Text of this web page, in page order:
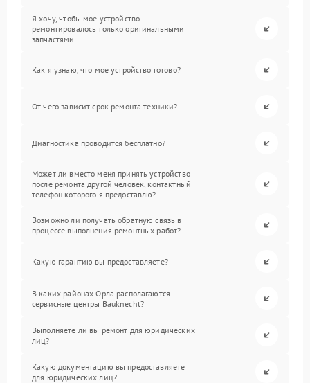
Я хочу, чтобы мое устройство
ремонтировалось только оригинальными
запчастями.
Как я узнаю, что мое устройство готово?
От чего зависит срок ремонта техники?
Диагностика проводится бесплатно?
Может ли вместо меня принять устройство
после ремонта другой человек, контактный
телефон которого я предоставлю?
Возможно ли получать обратную связь в
процессе выполнения ремонтных работ?
Какую гарантию вы предоставляете?
В каких районах Орла располагаются
сервисные центры Bauknecht?
Выполняете ли вы ремонт для юридических
лиц?
Какую документацию вы предоставляете
для юридических лиц?